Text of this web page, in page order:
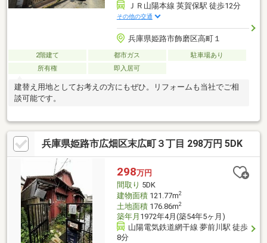
ＪＲ山陽本線 英賀保駅 徒歩12分
その他の交通
兵庫県姫路市飾磨区高町１
2階建て 都市ガス
駐車場あり
所有権
即入居可
建替え用地としてお考えの方にもぜひ。リフォームも当社でご相
談可能です。
兵庫県姫路市広畑区末広町３丁目 298万円 5DK
298万円
間取り 5DK
建物面積121.77m2
土地面積176.86m2
築年月 1972年4月(築54年5ヶ月)
山陽電気鉄道網干線 夢前川駅 徒歩
8分